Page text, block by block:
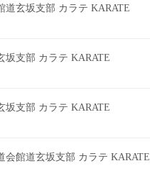
道玄坂支部 カラテ KARATE
坂支部 カラテ KARATE
坂支部 カラテ KARATE
館道玄坂支部 カラテ KARATE